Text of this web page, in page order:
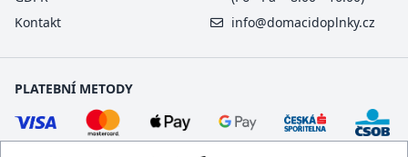
Kontakt
info@domacidoplnky.cz
PLATEBNÍ METODY